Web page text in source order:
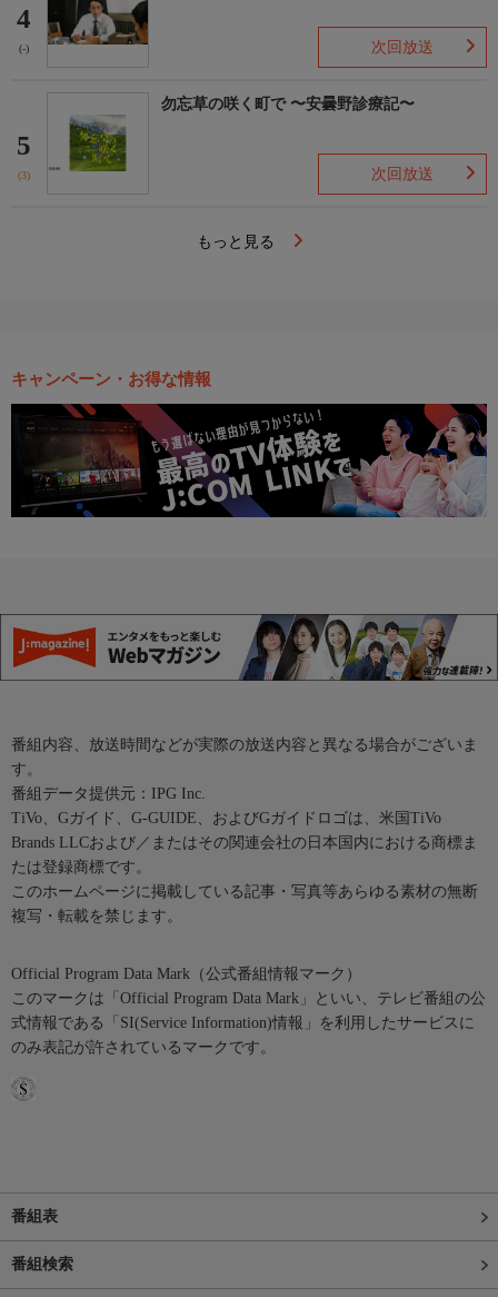
4
(-) 次回放送
5
(3)
勿忘草の咲く町で 〜安曇野診療記〜
次回放送
もっと見る
キャンペーン・お得な情報
番組内容、放送時間などが実際の放送内容と異なる場合がございま
す。
番組データ提供元：IPG Inc.
TiVo、Gガイド、G-GUIDE、およびGガイドロゴは、米国TiVo
Brands LLCおよび／またはその関連会社の日本国内における商標ま
たは登録商標です。
このホームページに掲載している記事・写真等あらゆる素材の無断
複写・転載を禁じます。
Official Program Data Mark（公式番組情報マーク）
このマークは「Official Program Data Mark」といい、テレビ番組の公
式情報である「SI(Service Information)情報」を利用したサービスに
のみ表記が許されているマークです。
番組表
番組検索